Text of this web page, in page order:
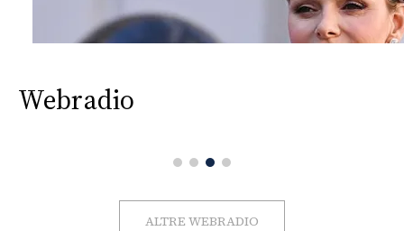
Webradio
ALTRE WEBRADIO